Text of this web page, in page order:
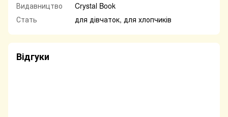
Видавництво
Crystal Book
Стать
для дівчаток, для хлопчиків
Відгуки